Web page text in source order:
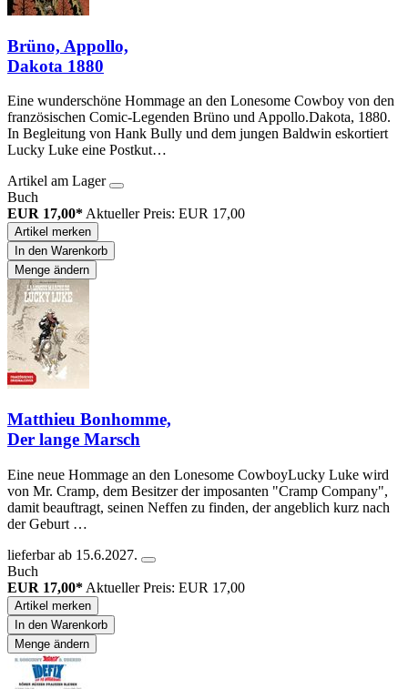
Brüno, Appollo,
Dakota 1880
Eine wunderschöne Hommage an den Lonesome Cowboy von den
französischen Comic-Legenden Brüno und Appollo.Dakota, 1880.
In Begleitung von Hank Bully und dem jungen Baldwin eskortiert
Lucky Luke eine Postkut…
Artikel am Lager
Buch
EUR 17,00* Aktueller Preis: EUR 17,00
Artikel merken
In den Warenkorb
Menge ändern
Matthieu Bonhomme,
Der lange Marsch
Eine neue Hommage an den Lonesome CowboyLucky Luke wird
von Mr. Cramp, dem Besitzer der imposanten "Cramp Company",
damit beauftragt, seinen Neffen zu finden, der angeblich kurz nach
der Geburt …
lieferbar ab 15.6.2027.
Buch
EUR 17,00* Aktueller Preis: EUR 17,00
Artikel merken
In den Warenkorb
Menge ändern